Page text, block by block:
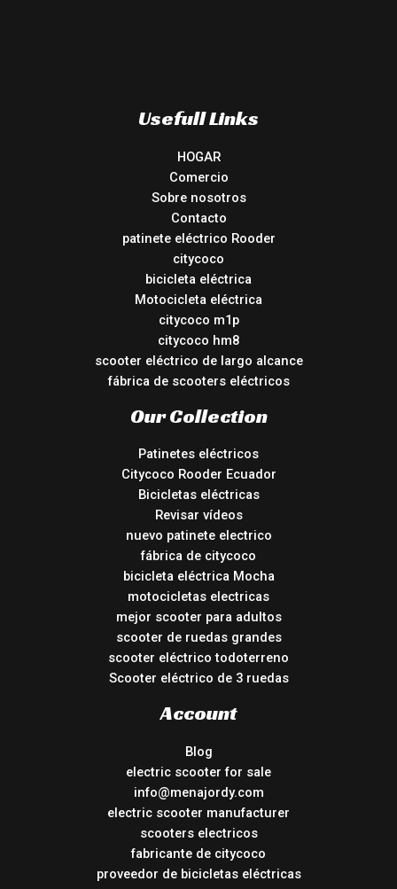
Usefull Links
HOGAR
Comercio
Sobre nosotros
Contacto
patinete eléctrico Rooder
citycoco
bicicleta eléctrica
Motocicleta eléctrica
citycoco m1p
citycoco hm8
scooter eléctrico de largo alcance
fábrica de scooters eléctricos
Our Collection
Patinetes eléctricos
Citycoco Rooder Ecuador
Bicicletas eléctricas
Revisar vídeos
nuevo patinete electrico
fábrica de citycoco
bicicleta eléctrica Mocha
motocicletas electricas
mejor scooter para adultos
scooter de ruedas grandes
scooter eléctrico todoterreno
Scooter eléctrico de 3 ruedas
Account
Blog
electric scooter for sale
info@menajordy.com
electric scooter manufacturer
scooters electricos
fabricante de citycoco
proveedor de bicicletas eléctricas